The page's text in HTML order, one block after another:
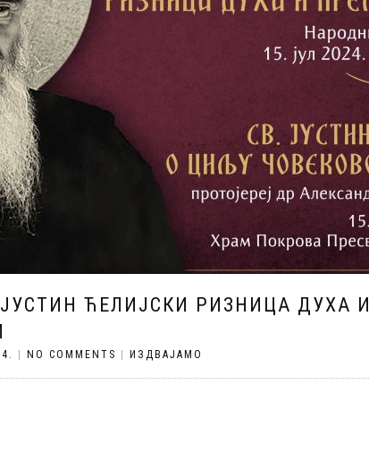
ЋЕЛИЈСКИ РИЗНИЦА ДУХА И
| NO COMMENTS | ИЗДВАЈАМО